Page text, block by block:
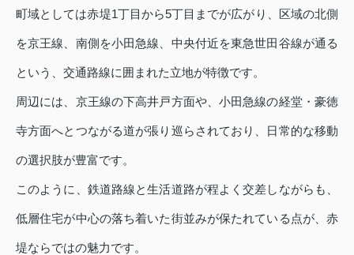
町域としては赤堤1丁目から5丁目までが広がり、区域の北側
を京王線、南側を小田急線、中央付近を東急世田谷線が通る
という、交通路線に囲まれた立地が特徴です。
周辺には、京王線の下高井戸方面や、小田急線の経堂・豪徳
寺方面へとつながる道が張り巡らされており、日常的な移動
の選択肢が豊富です。
このように、鉄道路線と生活道路が程よく交差しながらも、
低層住宅が中心の落ち着いた街並みが保たれている点が、赤
堤ならではの魅力です。